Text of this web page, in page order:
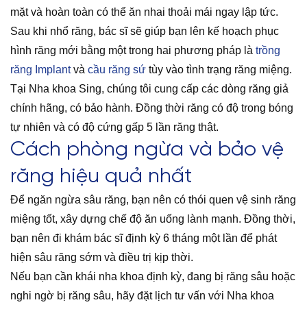
mặt và hoàn toàn có thể ăn nhai thoải mái ngay lập tức.
Sau khi nhổ răng, bác sĩ sẽ giúp bạn lên kế hoạch phục
hình răng mới bằng một trong hai phương pháp là trồng
răng Implant và cầu răng sứ tùy vào tình trạng răng miệng.
Tại Nha khoa Sing, chúng tôi cung cấp các dòng răng giả
chính hãng, có bảo hành. Đồng thời răng có độ trong bóng
tự nhiên và có độ cứng gấp 5 lần răng thật.
Cách phòng ngừa và bảo vệ
răng hiệu quả nhất
Để ngăn ngừa sâu răng, bạn nên có thói quen vệ sinh răng
miệng tốt, xây dựng chế độ ăn uống lành mạnh. Đồng thời,
bạn nên đi khám bác sĩ định kỳ 6 tháng một lần để phát
hiện sâu răng sớm và điều trị kịp thời.
Nếu bạn cần khái nha khoa định kỳ, đang bị răng sâu hoặc
nghi ngờ bị răng sâu, hãy đặt lịch tư vấn với Nha khoa